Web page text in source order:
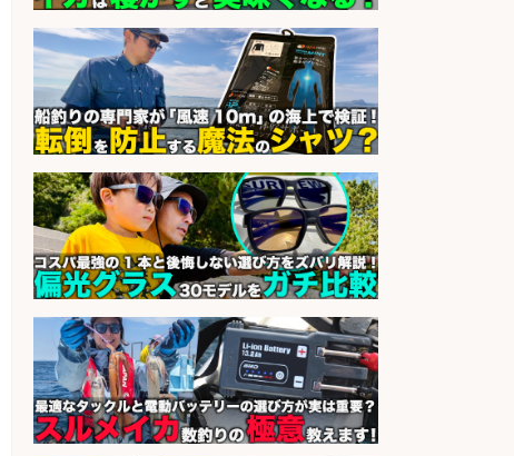
ッフ/未経験歓迎×残業少なめ×車通
勤OK/鹿児島県/志布志市
会社名 株式会社ホットスタッフ鹿児島
sponsored by 求人ボックス
「堺市堺区」 土日祝休みで年間休日
126日&入社祝金10万円/堺市堺区の
工場で自転車部品や釣り具の組立/
日払いOK・未経験歓迎/大阪府
会社名
ーズ株式会社
sponsored by 求人ボックス
精肉・青果・鮮魚販売/お魚のカッ